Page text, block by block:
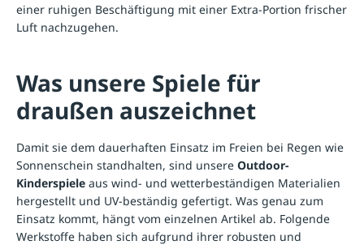
einer ruhigen Beschäftigung mit einer Extra-Portion frischer
Luft nachzugehen.
Was unsere Spiele für
draußen auszeichnet
Damit sie dem dauerhaften Einsatz im Freien bei Regen wie
Sonnenschein standhalten, sind unsere Outdoor-
Kinderspiele aus wind- und wetterbeständigen Materialien
hergestellt und UV-beständig gefertigt. Was genau zum
Einsatz kommt, hängt vom einzelnen Artikel ab. Folgende
Werkstoffe haben sich aufgrund ihrer robusten und